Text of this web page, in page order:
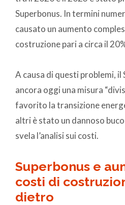
Superbonus. In termini
causato un aumento
costruzione pari a circa il
A causa di questi problemi, il
ancora oggi una misura
favorito la transizione
altri è stato un dannoso buco
svela l’analisi sui costi.
Superbonus e
costi di
dietro